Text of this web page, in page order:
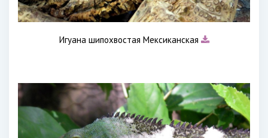
Игуана шипохвостая Мексиканская